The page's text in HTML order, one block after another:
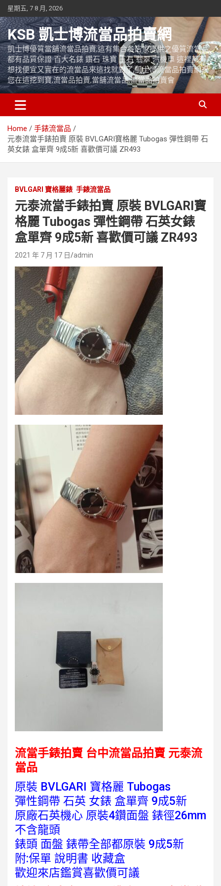
Skip
to
content
星期五, 7 8 月, 2026
KSB 凱士博流當品拍賣網
凱士博優質當舖流當品拍賣,這有集合各店家提供之優質流當品,
都有品質保證 百大名錶 鑽石 珠寶 玉石 翡翠 汽機車 這裡都有
想找便宜又實在的流當品來這找就對了,凱士博流當品拍賣網祝
您在這挖到寶,流當品拍賣,當舖流當品,流當品拍賣會
Home
手錶流當品
元泰流當手錶拍賣 原裝 BVLGARI寶格麗 Tubogas 彈性鋼帶 石
英女錶 盒單齊 9成5新 喜歡價可議 ZR493
BVLGARI 寶格麗錶 手錶流當品
元泰流當手錶拍賣 原裝 BVLGARI寶
格麗 Tubogas 彈性鋼帶 石英女錶
盒單齊 9成5新 喜歡價可議 ZR493
2021 年 7 月 17 日 admin
流當手錶拍賣 台中流當品拍賣 元泰流
當品
原裝 BVLGARI 寶格麗 Tubogas
彈性鋼帶 石英 女錶 盒單齊 9成5新
原廠石英機心 原裝4鑽面盤 錶徑26mm
不含龍頭
錶頭 面盤 錶帶全部都原裝 9成5新
附:保單 說明書 收藏盒
歡迎來店鑑賞喜歡價可議